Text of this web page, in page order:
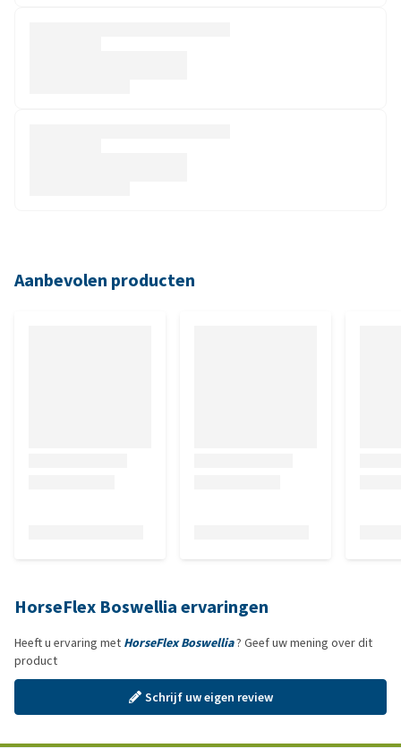
Aanbevolen producten
HorseFlex Boswellia ervaringen
Heeft u ervaring met HorseFlex Boswellia? Geef uw mening over dit
product
Schrijf uw eigen review